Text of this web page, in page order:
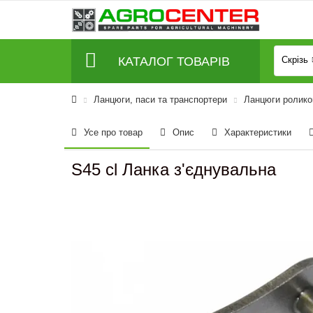
КАТАЛОГ ТОВАРІВ Скрізь
Ланцюги, паси та транспортери Ланцюги
Усе про товар Опис Характеристики
S45 cl Ланка з'єднувальна